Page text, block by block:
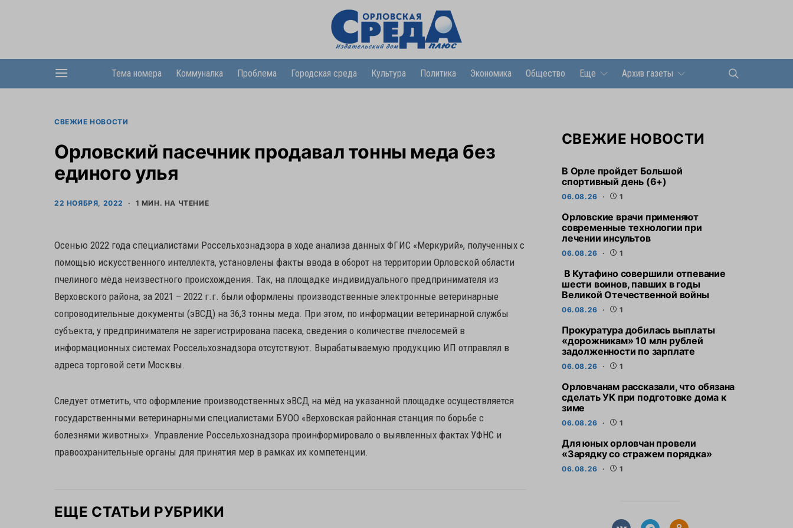
Тема номера Коммуналка Проблема Городская среда Культура Политика Экономика Общество Еще Архив газеты
СВЕЖИЕ НОВОСТИ
Орловский пасечник продавал тонны меда без
единого улья
22 НОЯБРЯ, 2022 1 МИН. НА ЧТЕНИЕ
Осенью 2022 года специалистами Россельхознадзора в ходе анализа данных ФГИС «Меркурий», полученных с
помощью искусственного интеллекта, установлены факты ввода в оборот на территории Орловской области
пчелиного мёда неизвестного происхождения. Так, на площадке индивидуального предпринимателя из
Верховского района, за 2021 – 2022 г.г. были оформлены производственные электронные ветеринарные
сопроводительные документы (эВСД) на 36,3 тонны меда. При этом, по информации ветеринарной службы
субъекта, у предпринимателя не зарегистрирована пасека, сведения о количестве пчелосемей в
информационных системах Россельхознадзора отсутствуют. Вырабатываемую продукцию ИП отправлял в
адреса торговой сети Москвы.
Следует отметить, что оформление производственных эВСД на мёд на указанной площадке осуществляется
государственными ветеринарными специалистами БУОО «Верховская районная станция по борьбе с
болезнями животных». Управление Россельхознадзора проинформировало о выявленных фактах УФНС и
правоохранительные органы для принятия мер в рамках их компетенции.
ЕЩЕ СТАТЬИ РУБРИКИ
СВЕЖИЕ НОВОСТИ
В Орле пройдет Большой
спортивный день (6+)
06.08.26 1
Орловские врачи применяют
современные технологии при
лечении инсультов
06.08.26 1
В Кутафино совершили отпевание
шести воинов, павших в годы
Великой Отечественной войны
06.08.26 1
Прокуратура добилась выплаты
«дорожникам» 10 млн рублей
задолженности по зарплате
06.08.26 1
Орловчанам рассказали, что обязана
сделать УК при подготовке дома к
зиме
06.08.26 1
Для юных орловчан провели
«Зарядку со стражем порядка»
06.08.26 1